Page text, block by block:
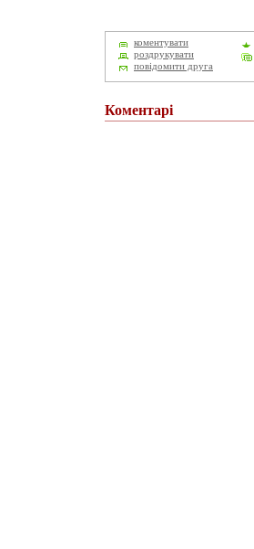
коментувати
роздрукувати
повідомити друга
Коментарі